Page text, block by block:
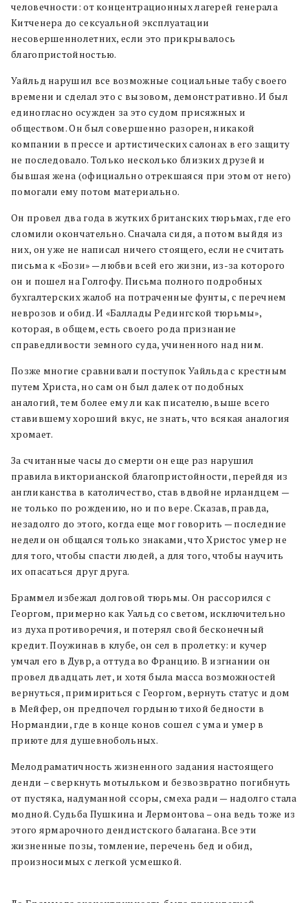
человечности: от концентрационных лагерей генерала
Китченера до сексуальной эксплуатации
несовершеннолетних, если это прикрывалось
благопристойностью.
Уайльд нарушил все возможные социальные табу своего
времени и сделал это с вызовом, демонстративно. И был
единогласно осужден за это судом присяжных и
обществом. Он был совершенно разорен, никакой
компании в прессе и артистических салонах в его защиту
не последовало. Только несколько близких друзей и
бывшая жена (официально отрекшаяся при этом от него)
помогали ему потом материально.
Он провел два года в жутких британских тюрьмах, где его
сломили окончательно. Сначала сидя, а потом выйдя из
них, он уже не написал ничего стоящего, если не считать
письма к «Бози» — любви всей его жизни, из-за которого
он и пошел на Голгофу. Письма полного подробных
бухгалтерских жалоб на потраченные фунты, с перечнем
неврозов и обид. И «Баллады Редингской тюрьмы»,
которая, в общем, есть своего рода признание
справедливости земного суда, учиненного над ним.
Позже многие сравнивали поступок Уайльда с крестным
путем Христа, но сам он был далек от подобных
аналогий, тем более ему ли как писателю, выше всего
ставившему хороший вкус, не знать, что всякая аналогия
хромает.
За считанные часы до смерти он еще раз нарушил
правила викторианской благопристойности, перейдя из
англиканства в католичество, став вдвойне ирландцем —
не только по рождению, но и по вере. Сказав, правда,
незадолго до этого, когда еще мог говорить — последние
недели он общался только знаками, что Христос умер не
для того, чтобы спасти людей, а для того, чтобы научить
их опасаться друг друга.
Браммел избежал долговой тюрьмы. Он рассорился с
Георгом, примерно как Уальд со светом, исключительно
из духа противоречия, и потерял свой бесконечный
кредит. Поужинав в клубе, он сел в пролетку: и кучер
умчал его в Дувр, а оттуда во Францию. В изгнании он
провел двадцать лет, и хотя была масса возможностей
вернуться, примириться с Георгом, вернуть статус и дом
в Мейфер, он предпочел гордыню тихой бедности в
Нормандии, где в конце конов сошел с ума и умер в
приюте для душевнобольных.
Мелодраматичность жизненного задания настоящего
денди – сверкнуть мотыльком и безвозвратно погибнуть
от пустяка, надуманной ссоры, смеха ради — надолго стала
модной. Судьба Пушкина и Лермонтова – она ведь тоже из
этого ярмарочного дендистского балагана. Все эти
жизненные позы, томление, перечень бед и обид,
произносимых с легкой усмешкой.